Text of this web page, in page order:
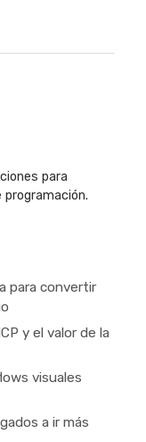
para
para convertir
y el valor de la
visuales
a ir más